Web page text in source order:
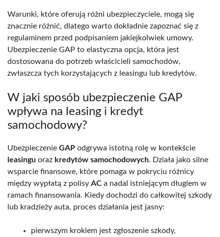
Warunki, które oferują różni ubezpieczyciele, mogą się
znacznie różnić, dlatego warto dokładnie zapoznać się z
regulaminem przed podpisaniem jakiejkolwiek umowy.
Ubezpieczenie GAP to elastyczna opcja, która jest
dostosowana do potrzeb właścicieli samochodów,
zwłaszcza tych korzystających z leasingu lub kredytów.
W jaki sposób ubezpieczenie GAP
wpływa na leasing i kredyt
samochodowy?
Ubezpieczenie GAP odgrywa istotną rolę w kontekście
leasingu oraz kredytów samochodowych. Działa jako silne
wsparcie finansowe, które pomaga w pokryciu różnicy
między wypłatą z polisy AC a nadal istniejącym długiem w
ramach finansowania. Kiedy dochodzi do całkowitej szkody
lub kradzieży auta, proces działania jest jasny:
pierwszym krokiem jest zgłoszenie szkody,